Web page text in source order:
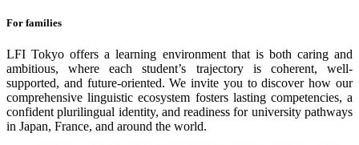
For families
LFI Tokyo offers a learning environment that is both caring and
ambitious, where each student’s trajectory is coherent, well-
supported, and future-oriented. We invite you to discover how our
comprehensive linguistic ecosystem fosters lasting competencies, a
confident plurilingual identity, and readiness for university pathways
in Japan, France, and around the world.